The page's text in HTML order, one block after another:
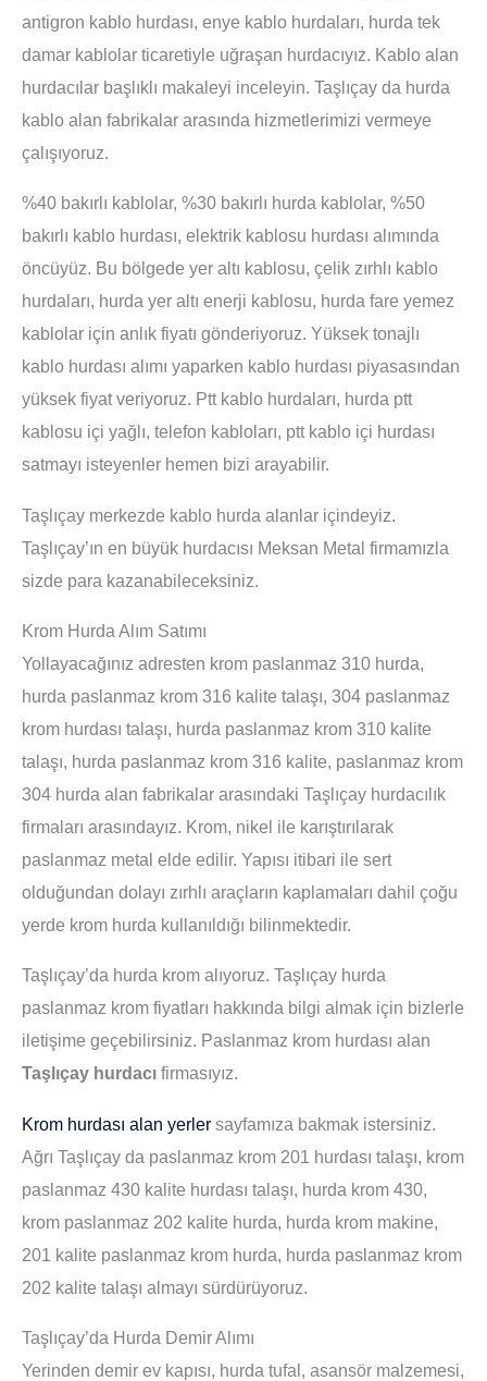
antigron kablo hurdası, enye kablo hurdaları, hurda tek
damar kablolar ticaretiyle uğraşan hurdacıyız. Kablo alan
hurdacılar başlıklı makaleyi inceleyin. Taşlıçay da hurda
kablo alan fabrikalar arasında hizmetlerimizi vermeye
çalışıyoruz.
%40 bakırlı kablolar, %30 bakırlı hurda kablolar, %50
bakırlı kablo hurdası, elektrik kablosu hurdası alımında
öncüyüz. Bu bölgede yer altı kablosu, çelik zırhlı kablo
hurdaları, hurda yer altı enerji kablosu, hurda fare yemez
kablolar için anlık fiyatı gönderiyoruz. Yüksek tonajlı
kablo hurdası alımı yaparken kablo hurdası piyasasından
yüksek fiyat veriyoruz. Ptt kablo hurdaları, hurda ptt
kablosu içi yağlı, telefon kabloları, ptt kablo içi hurdası
satmayı isteyenler hemen bizi arayabilir.
Taşlıçay merkezde kablo hurda alanlar içindeyiz.
Taşlıçay’ın en büyük hurdacısı Meksan Metal firmamızla
sizde para kazanabileceksiniz.
Krom Hurda Alım Satımı
Yollayacağınız adresten krom paslanmaz 310 hurda,
hurda paslanmaz krom 316 kalite talaşı, 304 paslanmaz
krom hurdası talaşı, hurda paslanmaz krom 310 kalite
talaşı, hurda paslanmaz krom 316 kalite, paslanmaz krom
304 hurda alan fabrikalar arasındaki Taşlıçay hurdacılık
firmaları arasındayız. Krom, nikel ile karıştırılarak
paslanmaz metal elde edilir. Yapısı itibari ile sert
olduğundan dolayı zırhlı araçların kaplamaları dahil çoğu
yerde krom hurda kullanıldığı bilinmektedir.
Taşlıçay’da hurda krom alıyoruz. Taşlıçay hurda
paslanmaz krom fiyatları hakkında bilgi almak için bizlerle
iletişime geçebilirsiniz. Paslanmaz krom hurdası alan
Taşlıçay hurdacı firmasıyız.
Krom hurdası alan yerler sayfamıza bakmak istersiniz.
Ağrı Taşlıçay da paslanmaz krom 201 hurdası talaşı, krom
paslanmaz 430 kalite hurdası talaşı, hurda krom 430,
krom paslanmaz 202 kalite hurda, hurda krom makine,
201 kalite paslanmaz krom hurda, hurda paslanmaz krom
202 kalite talaşı almayı sürdürüyoruz.
Taşlıçay’da Hurda Demir Alımı
Yerinden demir ev kapısı, hurda tufal, asansör malzemesi,